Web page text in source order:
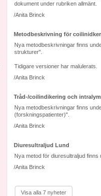
dokument under rubriken allmänt.
/Anita Brinck
Metodbeskrivning för
Nya metodbeskrivningar finns
strukturer".
Tidigare versioner har malulerats.
/Anita Brinck
Tråd-/coilindikering och
Nya metodbeskrivningar finns
(forskningspatienter)".
/Anita Brinck
Diuresultraljud Lund
Nya metod för diuresultraljud finns
/Anita Brinck
Visa alla 7 nyheter